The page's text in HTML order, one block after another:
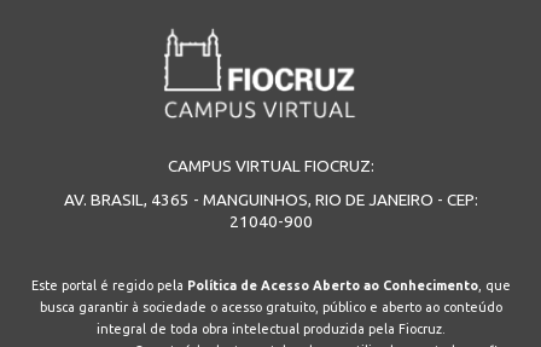
CAMPUS VIRTUAL FIOCRUZ:
AV. BRASIL, 4365 - MANGUINHOS, RIO DE JANEIRO - CEP:
21040-900
Este portal é regido pela Política de Acesso Aberto ao Conhecimento, que
busca garantir à sociedade o acesso gratuito, público e aberto ao conteúdo
integral de toda obra intelectual produzida pela Fiocruz.